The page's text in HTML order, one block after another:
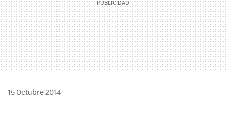
15 Octubre 2014